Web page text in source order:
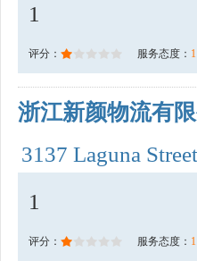
1
评分： 服务态度： 1
浙江新颜物流有
3137 Laguna Street
1
评分： 服务态度： 1